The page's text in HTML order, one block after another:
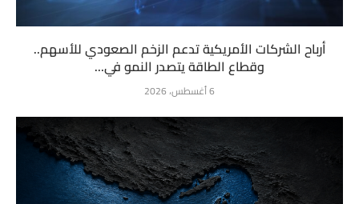
أرباح الشركات الأمريكية تدعم الزخم الصعودي للأسهم..
وقطاع الطاقة يتصدر النمو في...
6 أغسطس، 2026